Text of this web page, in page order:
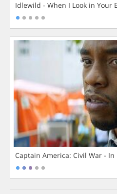
Idlewild - When I Look in Your
Captain America: Civil War -